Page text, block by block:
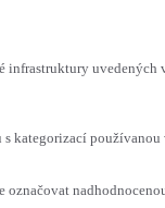
uvedených
kategorizací